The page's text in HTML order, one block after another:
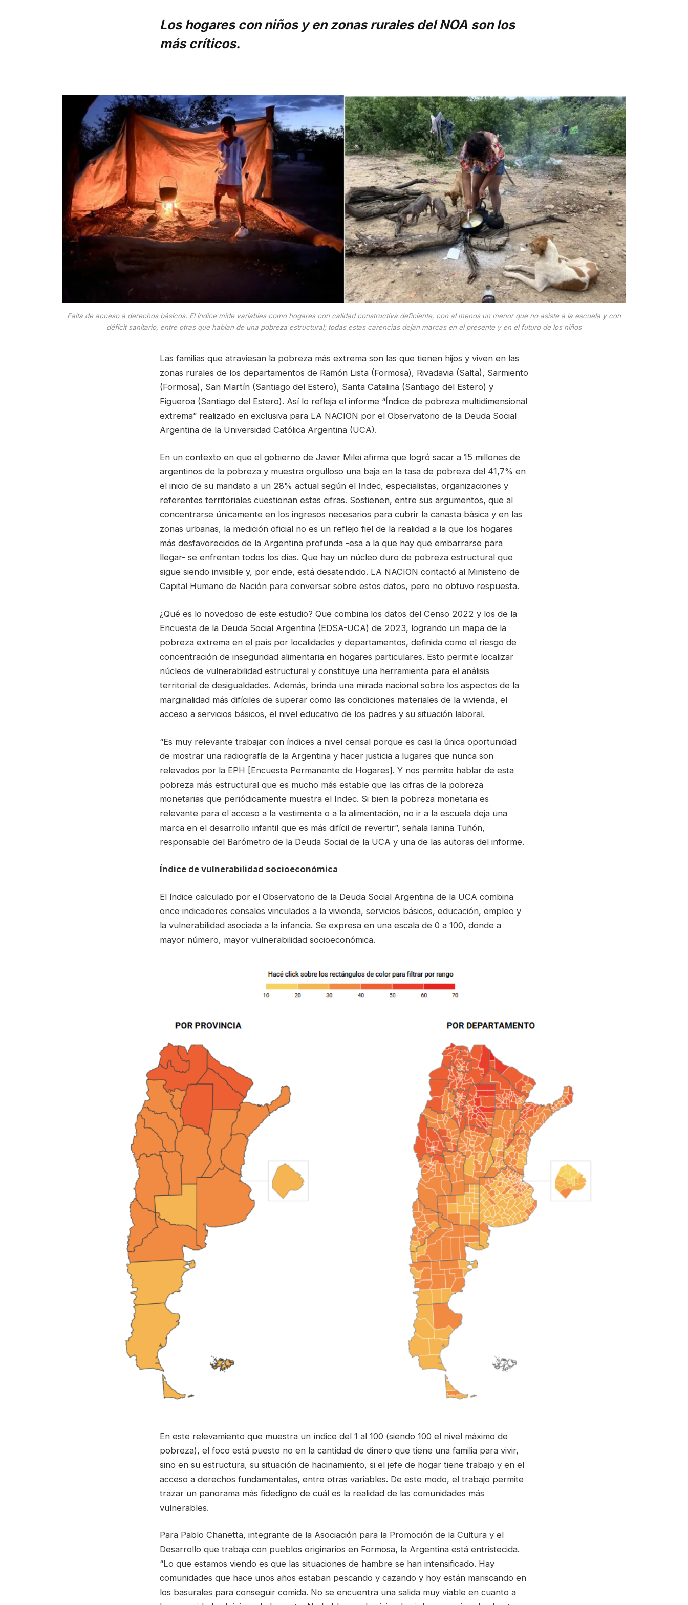
Los hogares con niños y en zonas rurales del NOA son los
más críticos.
Falta de acceso a derechos básicos. El índice mide variables como hogares con calidad constructiva deficiente, con al menos un menor que no asiste a la escuela y con
déficit sanitario, entre otras que hablan de una pobreza estructural; todas estas carencias dejan marcas en el presente y en el futuro de los niños
Las familias que atraviesan la pobreza más extrema son las que tienen hijos y viven en las
zonas rurales de los departamentos de Ramón Lista (Formosa), Rivadavia (Salta), Sarmiento
(Formosa), San Martín (Santiago del Estero), Santa Catalina (Santiago del Estero) y
Figueroa (Santiago del Estero). Así lo refleja el informe “Índice de pobreza multidimensional
extrema” realizado en exclusiva para LA NACION por el Observatorio de la Deuda Social
Argentina de la Universidad Católica Argentina (UCA).
En un contexto en que el gobierno de Javier Milei afirma que logró sacar a 15 millones de
argentinos de la pobreza y muestra orgulloso una baja en la tasa de pobreza del 41,7% en
el inicio de su mandato a un 28% actual según el Indec, especialistas, organizaciones y
referentes territoriales cuestionan estas cifras. Sostienen, entre sus argumentos, que al
concentrarse únicamente en los ingresos necesarios para cubrir la canasta básica y en las
zonas urbanas, la medición oficial no es un reflejo fiel de la realidad a la que los hogares
más desfavorecidos de la Argentina profunda -esa a la que hay que embarrarse para
llegar- se enfrentan todos los días. Que hay un núcleo duro de pobreza estructural que
sigue siendo invisible y, por ende, está desatendido. LA NACION contactó al Ministerio de
Capital Humano de Nación para conversar sobre estos datos, pero no obtuvo respuesta.
¿Qué es lo novedoso de este estudio? Que combina los datos del Censo 2022 y los de la
Encuesta de la Deuda Social Argentina (EDSA-UCA) de 2023, logrando un mapa de la
pobreza extrema en el país por localidades y departamentos, definida como el riesgo de
concentración de inseguridad alimentaria en hogares particulares. Esto permite localizar
núcleos de vulnerabilidad estructural y constituye una herramienta para el análisis
territorial de desigualdades. Además, brinda una mirada nacional sobre los aspectos de la
marginalidad más difíciles de superar como las condiciones materiales de la vivienda, el
acceso a servicios básicos, el nivel educativo de los padres y su situación laboral.
“Es muy relevante trabajar con índices a nivel censal porque es casi la única oportunidad
de mostrar una radiografía de la Argentina y hacer justicia a lugares que nunca son
relevados por la EPH [Encuesta Permanente de Hogares]. Y nos permite hablar de esta
pobreza más estructural que es mucho más estable que las cifras de la pobreza
monetarias que periódicamente muestra el Indec. Si bien la pobreza monetaria es
relevante para el acceso a la vestimenta o a la alimentación, no ir a la escuela deja una
marca en el desarrollo infantil que es más difícil de revertir”, señala Ianina Tuñón,
responsable del Barómetro de la Deuda Social de la UCA y una de las autoras del informe.
Índice de vulnerabilidad socioeconómica
El índice calculado por el Observatorio de la Deuda Social Argentina de la UCA combina
once indicadores censales vinculados a la vivienda, servicios básicos, educación, empleo y
la vulnerabilidad asociada a la infancia. Se expresa en una escala de 0 a 100, donde a
mayor número, mayor vulnerabilidad socioeconómica.
En este relevamiento que muestra un índice del 1 al 100 (siendo 100 el nivel máximo de
pobreza), el foco está puesto no en la cantidad de dinero que tiene una familia para vivir,
sino en su estructura, su situación de hacinamiento, si el jefe de hogar tiene trabajo y en el
acceso a derechos fundamentales, entre otras variables. De este modo, el trabajo permite
trazar un panorama más fidedigno de cuál es la realidad de las comunidades más
vulnerables.
Para Pablo Chanetta, integrante de la Asociación para la Promoción de la Cultura y el
Desarrollo que trabaja con pueblos originarios en Formosa, la Argentina está entristecida.
“Lo que estamos viendo es que las situaciones de hambre se han intensificado. Hay
comunidades que hace unos años estaban pescando y cazando y hoy están mariscando en
los basurales para conseguir comida. No se encuentra una salida muy viable en cuanto a